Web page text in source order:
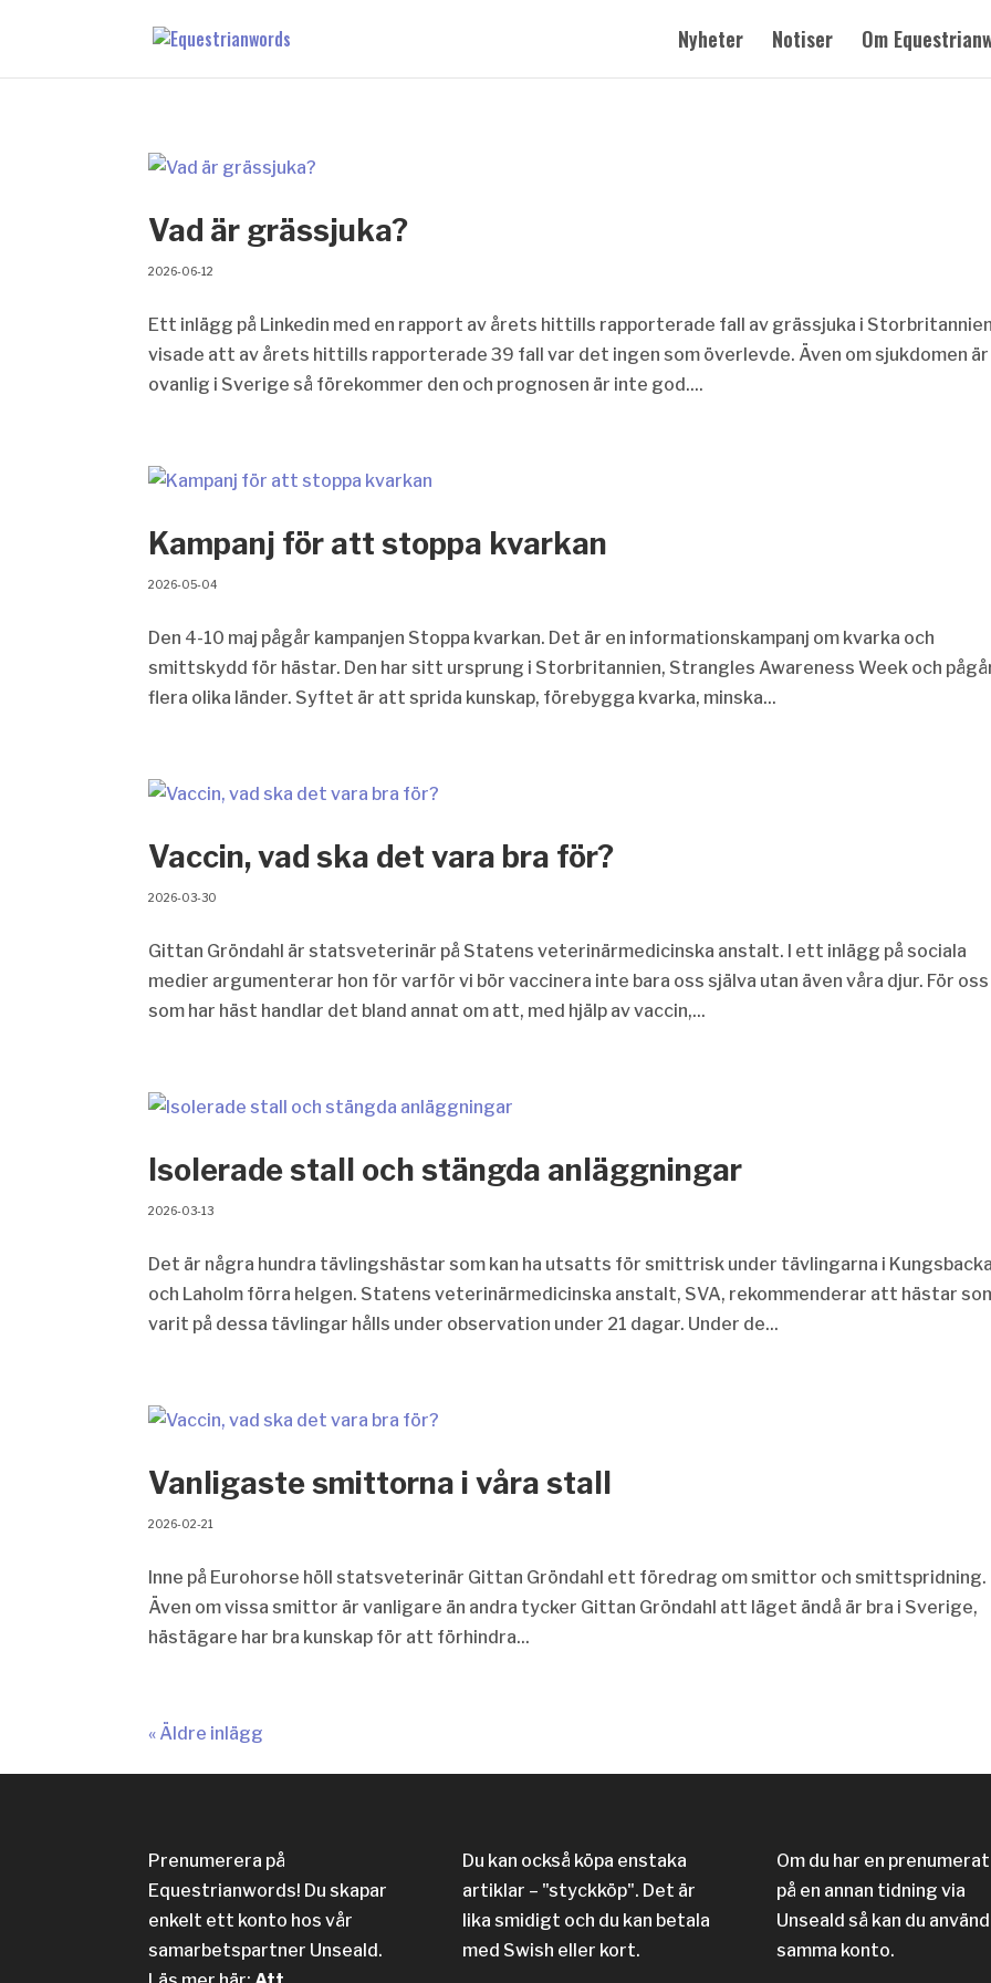
Nyheter Notiser Om
Vad är grässjuka?
2026-06-12
Ett inlägg på Linkedin med en rapport av årets hittills rapporterade fall av grässjuka i
visade att av årets hittills rapporterade 39 fall var det ingen som överlevde. Även om sjukdomen är
ovanlig i Sverige så förekommer den och prognosen är inte god....
Kampanj för att stoppa kvarkan
2026-05-04
Den 4-10 maj pågår kampanjen Stoppa kvarkan. Det är en informationskampanj om kvarka och
smittskydd för hästar. Den har sitt ursprung i Storbritannien, Strangles Awareness Week och
flera olika länder. Syftet är att sprida kunskap, förebygga kvarka, minska...
Vaccin, vad ska det vara bra för?
2026-03-30
Gittan Gröndahl är statsveterinär på Statens veterinärmedicinska anstalt. I ett inlägg på sociala
medier argumenterar hon för varför vi bör vaccinera inte bara oss själva utan även våra djur. För oss
som har häst handlar det bland annat om att, med hjälp av vaccin,...
Isolerade stall och stängda anläggningar
2026-03-13
Det är några hundra tävlingshästar som kan ha utsatts för smittrisk under tävlingarna i
och Laholm förra helgen. Statens veterinärmedicinska anstalt, SVA, rekommenderar att hästar
varit på dessa tävlingar hålls under observation under 21 dagar. Under de...
Vanligaste smittorna i våra stall
2026-02-21
Inne på Eurohorse höll statsveterinär Gittan Gröndahl ett föredrag om smittor och smittspridning.
Även om vissa smittor är vanligare än andra tycker Gittan Gröndahl att läget ändå är bra i Sverige,
hästägare har bra kunskap för att förhindra...
« Äldre inlägg
Prenumerera på
Equestrianwords! Du skapar
enkelt ett konto hos vår
samarbetspartner Unseald.
Du kan också köpa enstaka
artiklar – "styckköp". Det är
lika smidigt och du kan betala
med Swish eller kort.
Om du har en
på en annan tidning via
Unseald så kan du
samma konto.